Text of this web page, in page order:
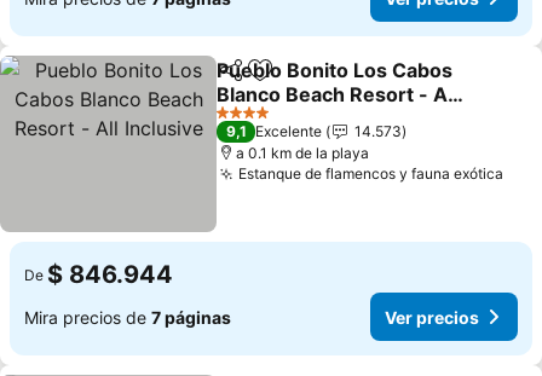
CompartirAgregar a favoritos
Pueblo Bonito Los Cabos
Blanco Beach Resort - All
Inclusive
4 Estrellas
9,1 Excelente
14.573
a 0.1 km de la playa
Estanque de flamencos y fauna exótica
De $ 846.944
Mira precios de 7 páginas Ver precios